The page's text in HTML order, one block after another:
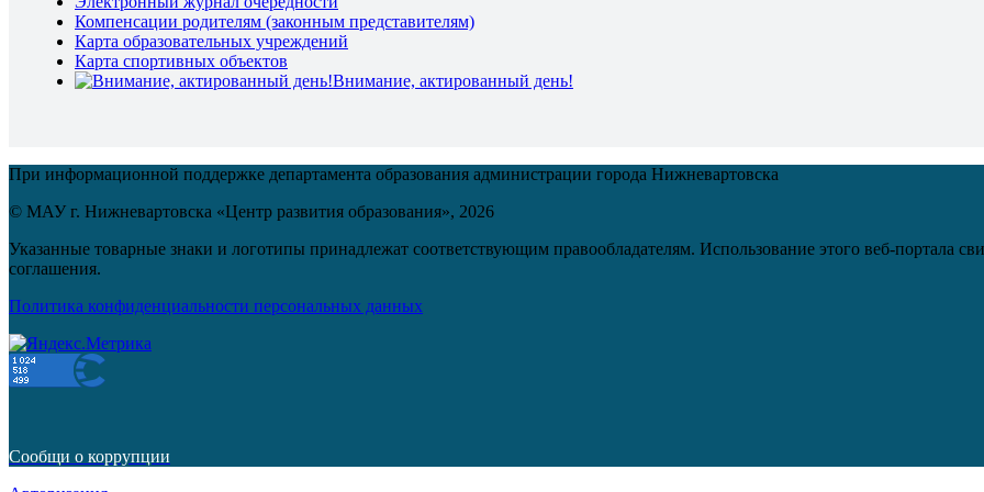
Компенсации родителям (законным представителям)
Карта образовательных учреждений
Карта спортивных объектов
Внимание, актированный день!
При информационной поддержке департамента образования администрации города Нижневартовска
© МАУ г. Нижневартовска «Центр развития образования», 2026
Указанные товарные знаки и логотипы принадлежат соответствующим правообладателям. Использование этого веб-портала
соглашения.
Политика конфиденциальности персональных данных
Сообщи о коррупции